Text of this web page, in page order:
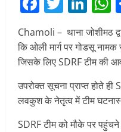
Chamoli – थाना जोशीमठ
कि ओली मार्ग पर गोडसू
जिसके लिए SDRF टीम की
उपरोक्त सूचना प्राप्त होते
लवकुश के नेतृत्व में टीम
SDRF टीम को मौके पर